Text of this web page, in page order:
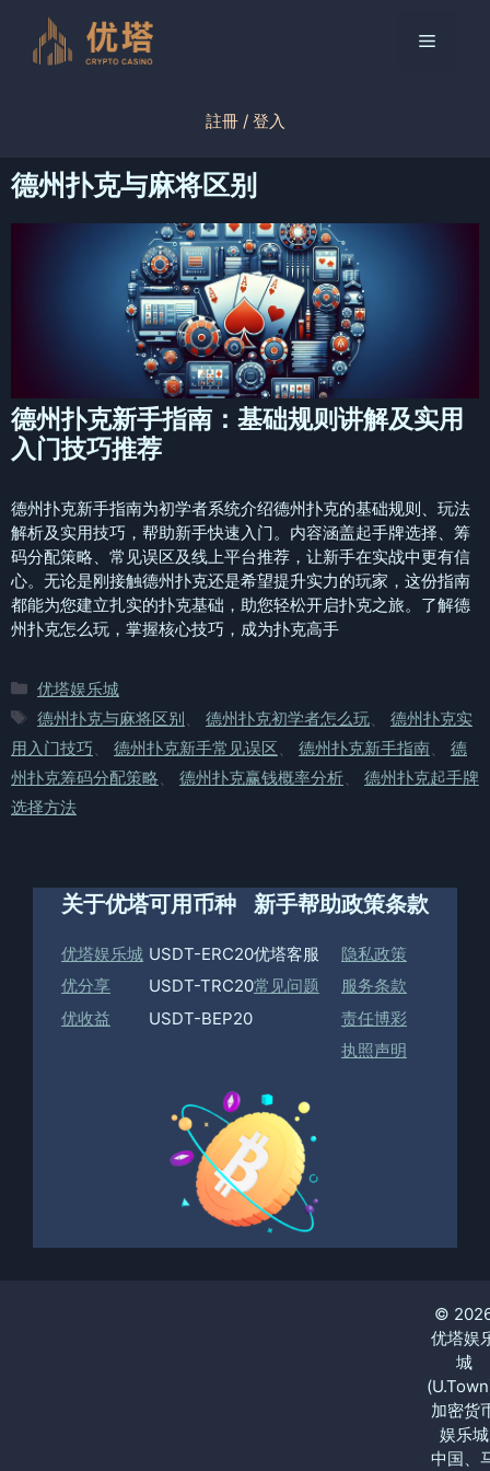
菜
註冊 / 登入
德州扑克与麻将区别
德州扑克新手指南：基础规则讲解及实用
入门技巧推荐
德州扑克新手指南为初学者系统介绍德州扑克的基础规则、玩法
解析及实用技巧，帮助新手快速入门。内容涵盖起手牌选择、筹
码分配策略、常见误区及线上平台推荐，让新手在实战中更有信
心。无论是刚接触德州扑克还是希望提升实力的玩家，这份指南
都能为您建立扎实的扑克基础，助您轻松开启扑克之旅。了解德
州扑克怎么玩，掌握核心技巧，成为扑克高手
分
类
优塔娱乐城
标
签
德州扑克与麻将区别 德州扑克初学者怎么玩
德州扑克实
用入门技巧
德州扑克新手常见误区 德州扑克新手指南
德
州扑克筹码分配策略
德州扑克赢钱概率分析
德州扑克起手牌
选择方法
关于优塔
优塔娱乐城
优分享
优收益
可用币种
USDT-ERC20
USDT-TRC20
USDT-BEP20
新手帮助
优塔客服
常见问题
政策条款
隐私政策
服务条款
责任博彩
执照声明
©
优塔娱
城
加密货
娱乐城
中国、